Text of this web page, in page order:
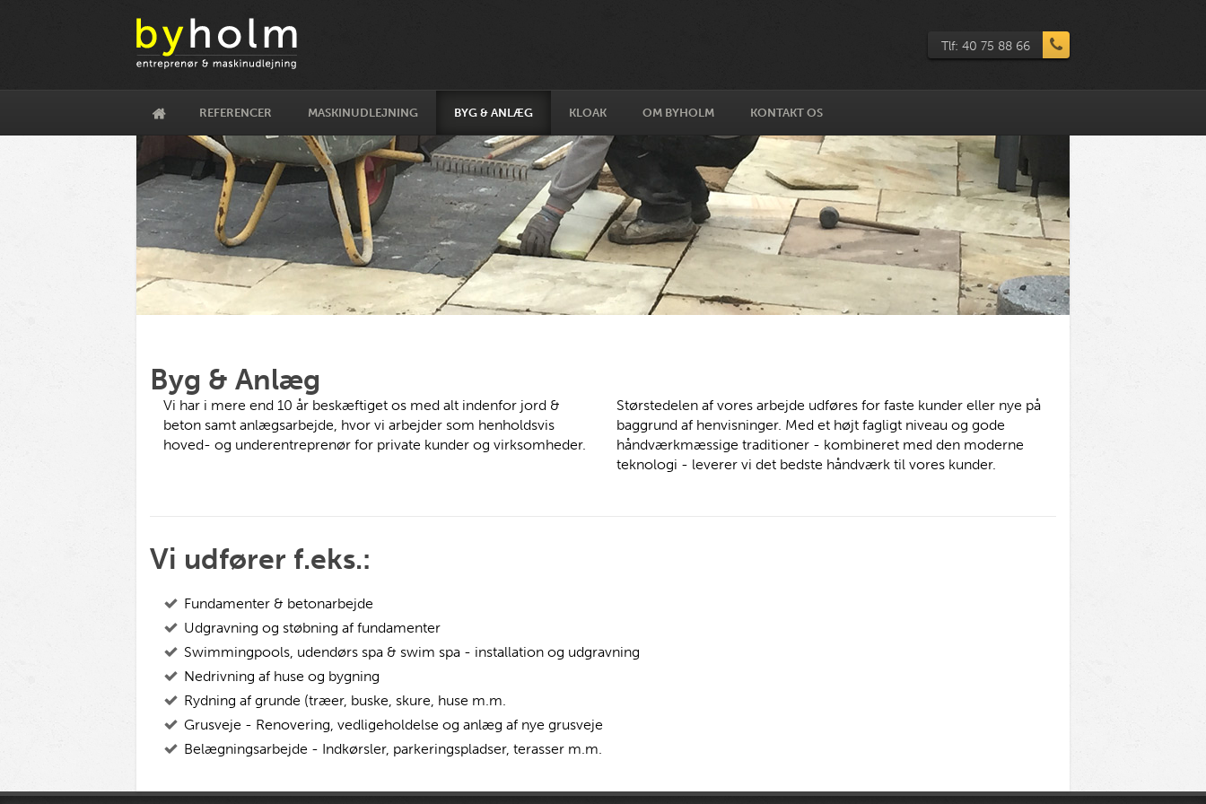
Tlf: 40 75 88 66
REFERENCER MASKINUDLEJNING BYG & ANLÆG KLOAK OM BYHOLM KONTAKT OS
Byg & Anlæg
Vi har i mere end 10 år beskæftiget os med alt indenfor jord &
beton samt anlægsarbejde, hvor vi arbejder som henholdsvis
hoved- og underentreprenør for private kunder og virksomheder.
Størstedelen af vores arbejde udføres for faste kunder eller nye på
baggrund af henvisninger. Med et højt fagligt niveau og gode
håndværkmæssige traditioner - kombineret med den moderne
teknologi - leverer vi det bedste håndværk til vores kunder.
Vi udfører f.eks.:
Fundamenter & betonarbejde
Udgravning og støbning af fundamenter
Swimmingpools, udendørs spa & swim spa - installation og udgravning
Nedrivning af huse og bygning
Rydning af grunde (træer, buske, skure, huse m.m.
Grusveje - Renovering, vedligeholdelse og anlæg af nye grusveje
Belægningsarbejde - Indkørsler, parkeringspladser, terasser m.m.